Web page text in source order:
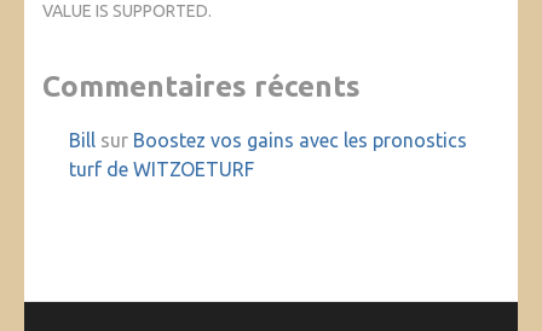
VALUE IS SUPPORTED.
Commentaires récents
Bill sur Boostez vos gains avec les pronostics
turf de WITZOETURF